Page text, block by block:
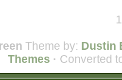
Theme by: Dustin
Themes · Converted